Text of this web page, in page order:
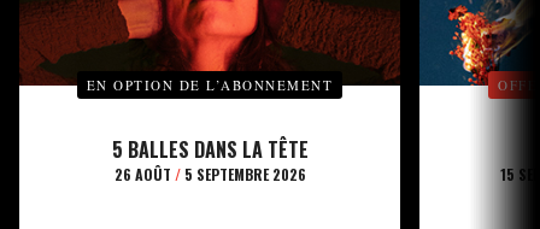
EN OPTION DE L’ABONNEMENT
5 BALLES DANS LA TÊTE
26 AOÛT /5 SEPTEMBRE 2026 15